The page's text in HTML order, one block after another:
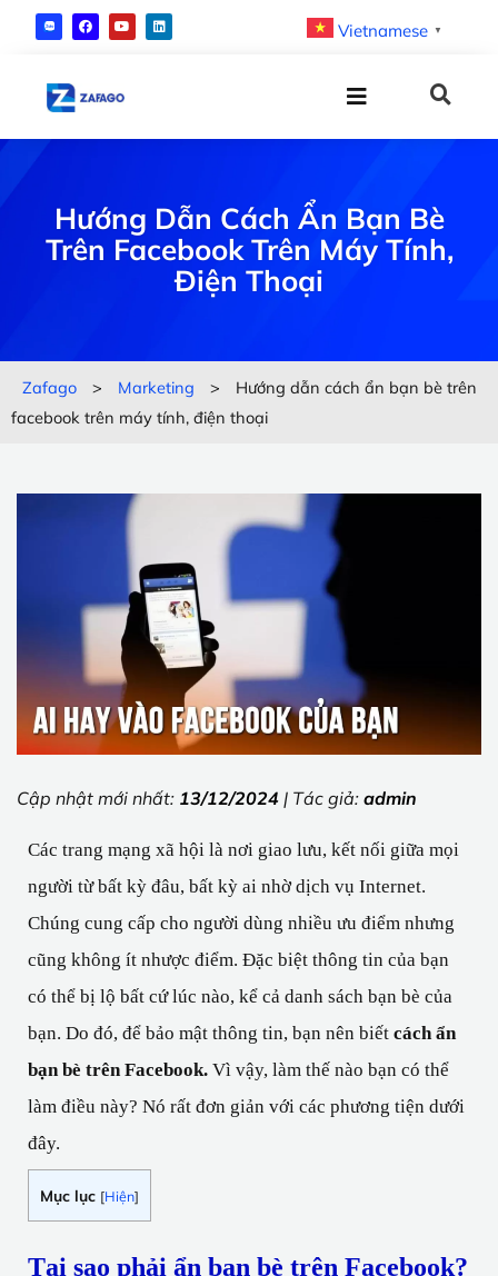
Vietnamese ▼
Hướng Dẫn Cách Ẩn Bạn Bè
Trên Facebook Trên Máy Tính,
Điện Thoại
Zafago > Marketing >
Hướng dẫn cách ẩn bạn bè trên
facebook trên máy tính, điện thoại
Cập nhật mới nhất: 13/12/2024 | Tác giả: admin
Các trang mạng xã hội là nơi giao lưu, kết nối giữa mọi
người từ bất kỳ đâu, bất kỳ ai nhờ dịch vụ Internet.
Chúng cung cấp cho người dùng nhiều ưu điểm nhưng
cũng không ít nhược điểm. Đặc biệt thông tin của bạn
có thể bị lộ bất cứ lúc nào, kể cả danh sách bạn bè của
bạn. Do đó, để bảo mật thông tin, bạn nên biết cách ẩn
bạn bè trên Facebook. Vì vậy, làm thế nào bạn có thể
làm điều này? Nó rất đơn giản với các phương tiện dưới
đây.
Mục lục [Hiện]
Tại sao phải ẩn bạn bè trên Facebook?